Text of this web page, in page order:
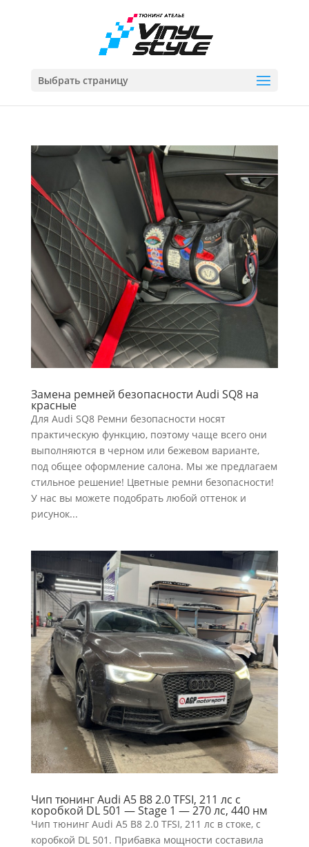
Выбрать страницу
Замена ремней безопасности Audi SQ8 на
красные
Для Audi SQ8 Ремни безопасности носят
практическую функцию, поэтому чаще всего они
выполняются в черном или бежевом варианте,
под общее оформление салона. Мы же предлагаем
стильное решение! Цветные ремни безопасности!
У нас вы можете подобрать любой оттенок и
рисунок...
Чип тюнинг Audi A5 B8 2.0 TFSI, 211 лс с
коробкой DL 501 — Stage 1 — 270 лс, 440 нм
Чип тюнинг Audi A5 B8 2.0 TFSI, 211 лс в стоке, с
коробкой DL 501. Прибавка мощности составила